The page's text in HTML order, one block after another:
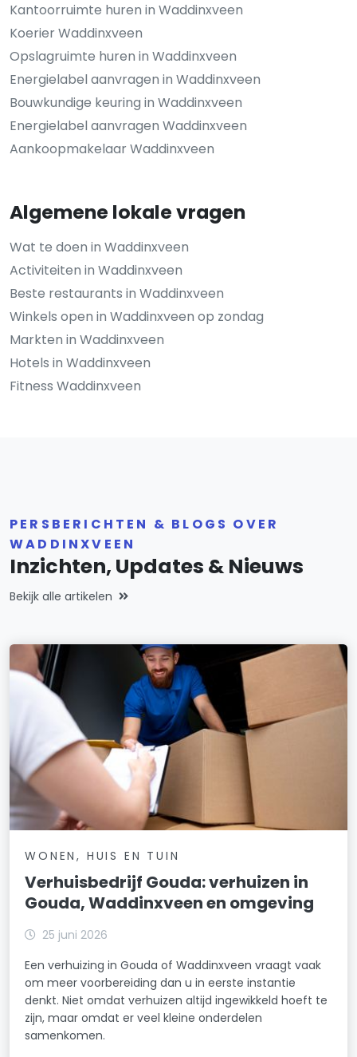
Kantoorruimte huren in Waddinxveen
Koerier Waddinxveen
Opslagruimte huren in Waddinxveen
Energielabel aanvragen in Waddinxveen
Bouwkundige keuring in Waddinxveen
Energielabel aanvragen Waddinxveen
Aankoopmakelaar Waddinxveen
Algemene lokale vragen
Wat te doen in Waddinxveen
Activiteiten in Waddinxveen
Beste restaurants in Waddinxveen
Winkels open in Waddinxveen op zondag
Markten in Waddinxveen
Hotels in Waddinxveen
Fitness Waddinxveen
PERSBERICHTEN & BLOGS OVER
WADDINXVEEN
Inzichten, Updates & Nieuws
Bekijk alle artikelen
WONEN, HUIS EN TUIN
Verhuisbedrijf Gouda: verhuizen in
Gouda, Waddinxveen en omgeving
25 juni 2026
Een verhuizing in Gouda of Waddinxveen vraagt vaak
om meer voorbereiding dan u in eerste instantie
denkt. Niet omdat verhuizen altijd ingewikkeld hoeft te
zijn, maar omdat er veel kleine onderdelen
samenkomen.